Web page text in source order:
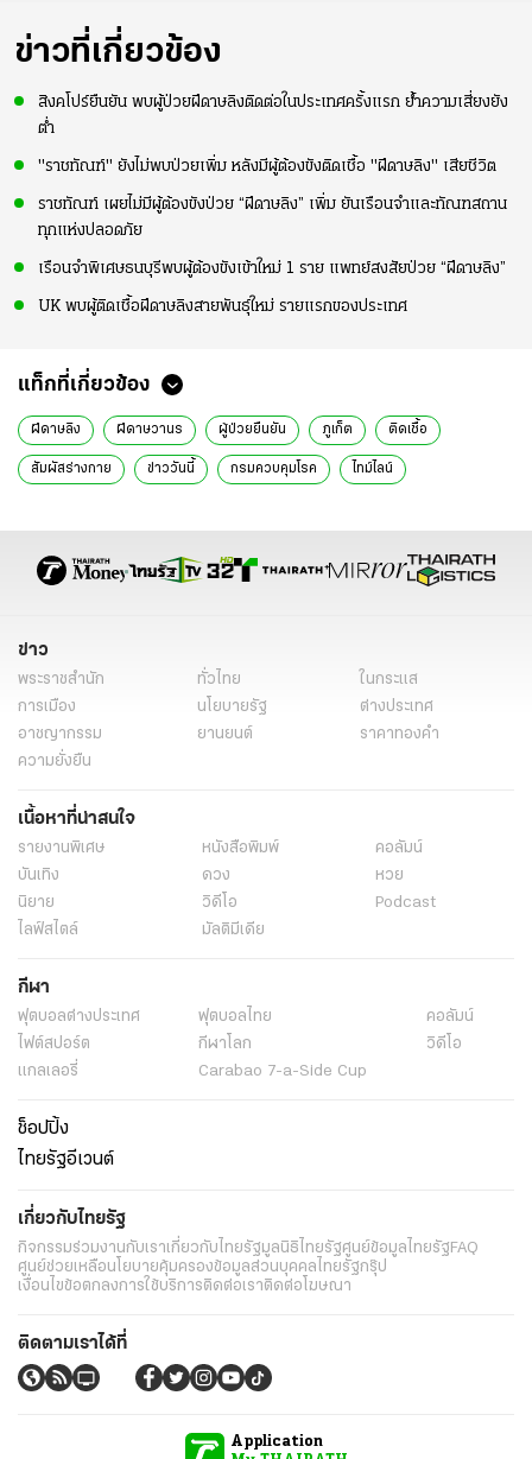
ข่าวที่เกี่ยวข้อง
สิงคโปร์ยืนยัน พบผู้ป่วยฝีดาษลิงติดต่อในประเทศครั้งแรก ย้ำความเสี่ยงยัง
ต่ำ
"ราชทัณฑ์" ยังไม่พบป่วยเพิ่ม หลังมีผู้ต้องขังติดเชื้อ "ฝีดาษลิง" เสียชีวิต
ราชทัณฑ์ เผยไม่มีผู้ต้องขังป่วย “ฝีดาษลิง” เพิ่ม ยันเรือนจำและทัณฑสถาน
ทุกแห่งปลอดภัย
เรือนจำพิเศษธนบุรีพบผู้ต้องขังเข้าใหม่ 1 ราย แพทย์สงสัยป่วย “ฝีดาษลิง”
UK พบผู้ติดเชื้อฝีดาษลิงสายพันธุ์ใหม่ รายแรกของประเทศ
แท็กที่เกี่ยวข้อง
ฝีดาษลิง ฝีดาษวานร ผู้ป่วยยืนยัน ภูเก็ต ติดเชื้อ
สัมผัสร่างกาย ข่าววันนี้ กรมควบคุมโรค ไทม์ไลน์
ข่าว
พระราชสำนัก ทั่วไทย
ในกระแส
การเมือง
นโยบายรัฐ
ต่างประเทศ
อาชญากรรม
ยานยนต์
ราคาทองคำ
ความยั่งยืน
เนื้อหาที่น่าสนใจ
รายงานพิเศษ หนังสือพิมพ์
คอลัมน์
บันเทิง
ดวง
หวย
นิยาย
วิดีโอ
Podcast
ไลฟ์สไตล์
มัลติมีเดีย
กีฬา
ฟุตบอลต่่างประเทศ ฟุตบอลไทย
คอลัมน์
ไฟต์สปอร์ต
กีฬาโลก
วิดีโอ
แกลเลอรี่
Carabao 7-a-Side Cup
ช็อปปิ้ง
ไทยรัฐอีเวนต์
เกี่ยวกับไทยรัฐ
กิจกรรมร่วมงานกับเราเกี่ยวกับไทยรัฐมูลนิธิไทยรัฐศูนย์ข้อมูลไทยรัฐFAQ
ศูนย์ช่วยเหลือนโยบายคุ้มครองข้อมูลส่วนบุคคลไทยรัฐกรุ๊ป
เงื่อนไขข้อตกลงการใช้บริการติดต่อเราติดต่อโฆษณา
ติดตามเราได้ที่
Application